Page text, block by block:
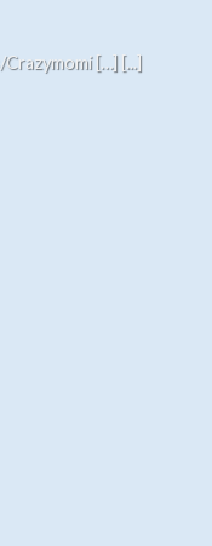
[…] [...]